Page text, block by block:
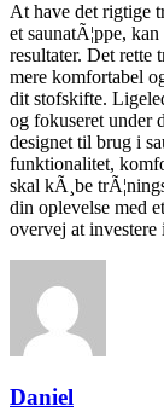
At have det rigtige
et saunatÃ¦ppe,
resultater. Det rette
mere komfortabel
dit stofskifte.
og fokuseret under
designet til brug i
funktionalitet,
skal kÃ¸be
din oplevelse med
overvej at
Daniel